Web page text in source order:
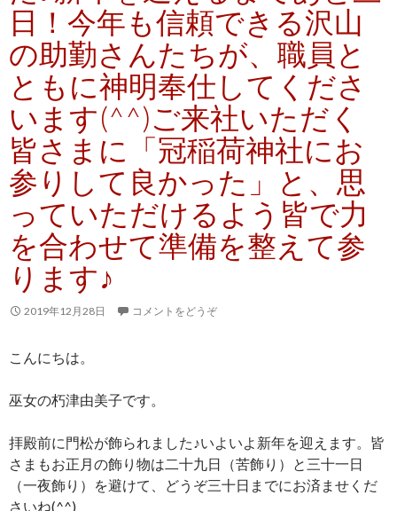
日！今年も信頼できる沢山
の助勤さんたちが、職員と
ともに神明奉仕してくださ
います(^^)ご来社いただく
皆さまに「冠稲荷神社にお
参りして良かった」と、思
っていただけるよう皆で力
を合わせて準備を整えて参
ります♪
2019年12月28日 コメントをどうぞ
こんにちは。
巫女の朽津由美子です。
拝殿前に門松が飾られました♪いよいよ新年を迎えます。皆
さまもお正月の飾り物は二十九日（苦飾り）と三十一日
（一夜飾り）を避けて、どうぞ三十日までにお済ませくだ
さいね(^^)